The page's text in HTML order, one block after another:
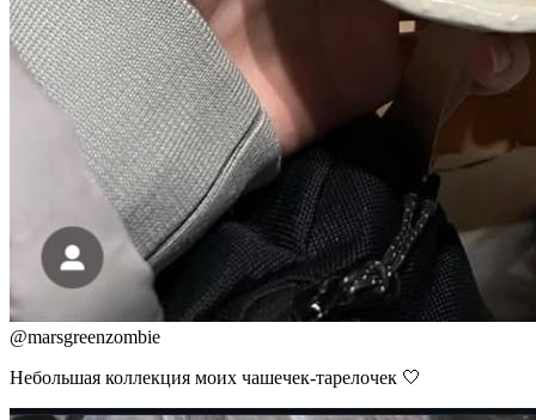
@marsgreenzombie
Небольшая коллекция моих чашечек-тарелочек 🤍